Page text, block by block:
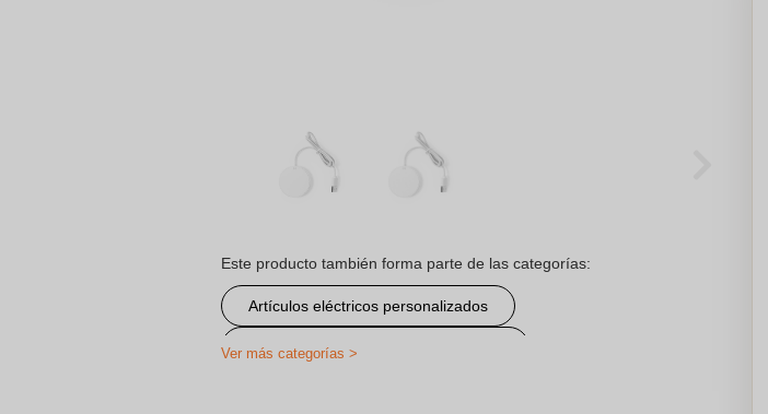
Este producto también forma parte de las categorías:
Artículos eléctricos personalizados
Cargador Inalámbrico Personalizado
Ver más categorías >